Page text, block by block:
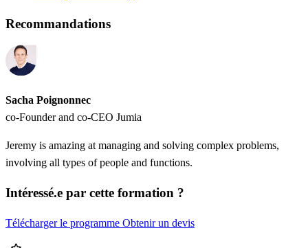
Recommandations
Sacha Poignonnec
co-Founder and co-CEO Jumia
Jeremy is amazing at managing and solving complex problems,
involving all types of people and functions.
Intéressé.e par cette formation ?
Télécharger le programme Obtenir un devis